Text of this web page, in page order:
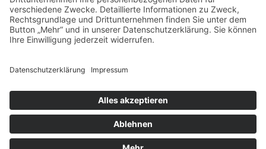
Bewerbt euch für „Hard Rock Rising“!
Act des Monats: MondWild
Münchner Open Air Sommer: Konzerte in der Residenz
Kulturfestival Gräfelfing – 4 Tage Musik & Gemeinschaft
News
Kontakt